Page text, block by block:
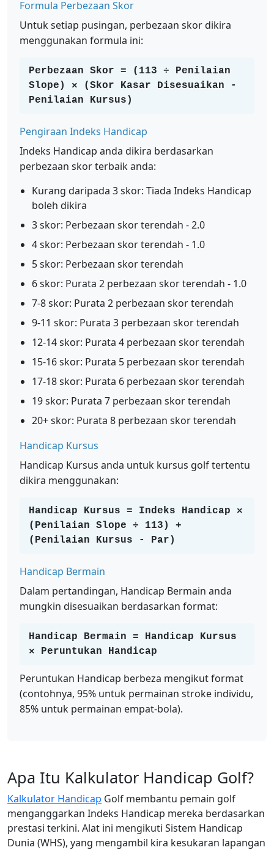
Formula Perbezaan Skor
Untuk setiap pusingan, perbezaan skor dikira
menggunakan formula ini:
Perbezaan Skor = (113 ÷ Penilaian
Slope) × (Skor Kasar Disesuaikan -
Penilaian Kursus)
Pengiraan Indeks Handicap
Indeks Handicap anda dikira berdasarkan
perbezaan skor terbaik anda:
Kurang daripada 3 skor: Tiada Indeks Handicap
boleh dikira
3 skor: Perbezaan skor terendah - 2.0
4 skor: Perbezaan skor terendah - 1.0
5 skor: Perbezaan skor terendah
6 skor: Purata 2 perbezaan skor terendah - 1.0
7-8 skor: Purata 2 perbezaan skor terendah
9-11 skor: Purata 3 perbezaan skor terendah
12-14 skor: Purata 4 perbezaan skor terendah
15-16 skor: Purata 5 perbezaan skor terendah
17-18 skor: Purata 6 perbezaan skor terendah
19 skor: Purata 7 perbezaan skor terendah
20+ skor: Purata 8 perbezaan skor terendah
Handicap Kursus
Handicap Kursus anda untuk kursus golf tertentu
dikira menggunakan:
Handicap Kursus = Indeks Handicap ×
(Penilaian Slope ÷ 113) +
(Penilaian Kursus - Par)
Handicap Bermain
Dalam pertandingan, Handicap Bermain anda
mungkin disesuaikan berdasarkan format:
Handicap Bermain = Handicap Kursus
× Peruntukan Handicap
Peruntukan Handicap berbeza mengikut format
(contohnya, 95% untuk permainan stroke individu,
85% untuk permainan empat-bola).
Apa Itu Kalkulator Handicap Golf?
Kalkulator Handicap Golf membantu pemain golf
menganggarkan Indeks Handicap mereka berdasarkan
prestasi terkini. Alat ini mengikuti Sistem Handicap
Dunia (WHS), yang mengambil kira kesukaran lapangan